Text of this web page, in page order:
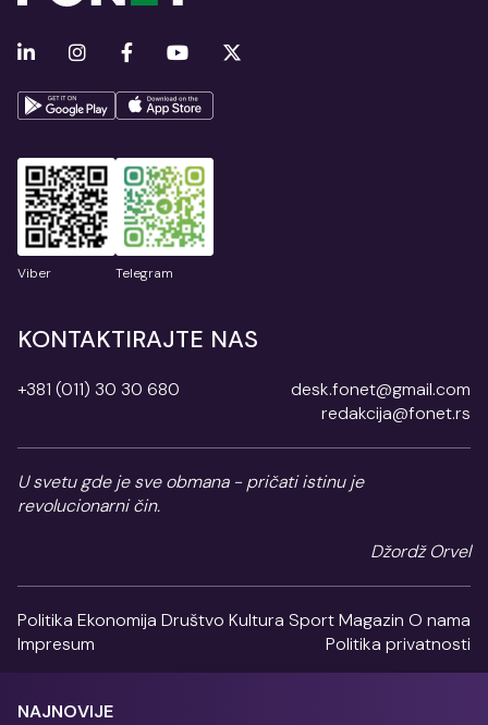
Viber Telegram
KONTAKTIRAJTE NAS
+381 (011) 30 30 680
desk.fonet@gmail.com
redakcija@fonet.rs
U svetu gde je sve obmana - pričati istinu je
revolucionarni čin.
Džordž Orvel
Politika Ekonomija Društvo Kultura SportMagazin O nama
Impresum
Politika privatnosti
NAJNOVIJE